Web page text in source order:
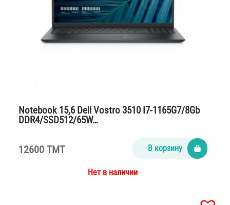
Notebook 15,6 Dell Vostro 3510 I7-1165G7/8Gb
DDR4/SSD512/65W…
12600 TMT В корзину
Нет в наличии